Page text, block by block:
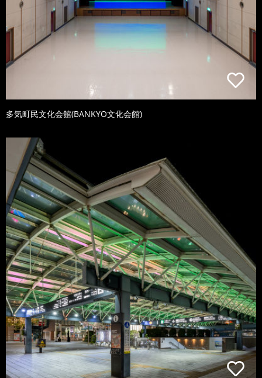
多気町民文化会館(BANKYO文化会館)